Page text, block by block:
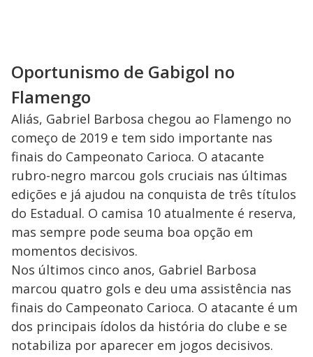
Oportunismo de Gabigol no
Flamengo
Aliás, Gabriel Barbosa chegou ao Flamengo no
começo de 2019 e tem sido importante nas
finais do Campeonato Carioca. O atacante
rubro-negro marcou gols cruciais nas últimas
edições e já ajudou na conquista de três títulos
do Estadual. O camisa 10 atualmente é reserva,
mas sempre pode seuma boa opção em
momentos decisivos.
Nos últimos cinco anos, Gabriel Barbosa
marcou quatro gols e deu uma assistência nas
finais do Campeonato Carioca. O atacante é um
dos principais ídolos da história do clube e se
notabiliza por aparecer em jogos decisivos.